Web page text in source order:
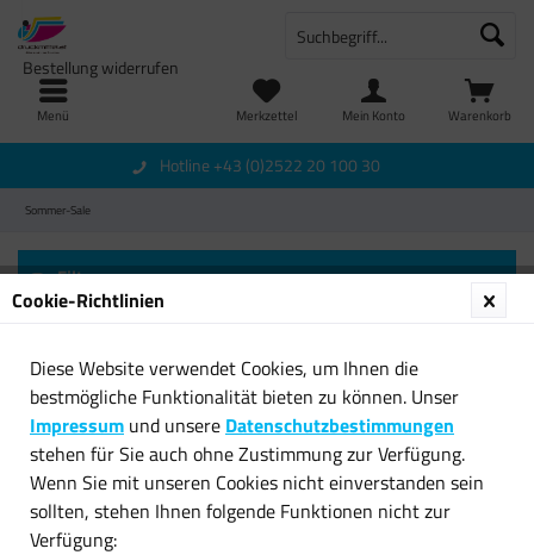
Menü Warenkorb
Merkzettel
Bestellung widerrufen
Mein Konto
Hotline +43 (0)2522 20 100 30
Sommer-Sale
Filtern
Cookie-Richtlinien
Diese Website verwendet Cookies, um Ihnen die
bestmögliche Funktionalität bieten zu können. Unser
Impressum und unsere Datenschutzbestimmungen
stehen für Sie auch ohne Zustimmung zur Verfügung.
Wenn Sie mit unseren Cookies nicht einverstanden sein
sollten, stehen Ihnen folgende Funktionen nicht zur
Verfügung: